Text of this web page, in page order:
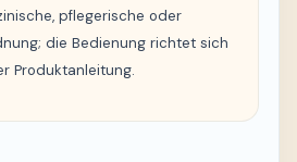
pflegerische oder
die Bedienung richtet sich
Produktanleitung.